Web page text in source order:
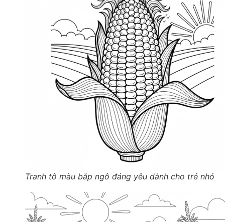
Tranh tô màu bắp ngô đáng yêu dành cho trẻ nhỏ